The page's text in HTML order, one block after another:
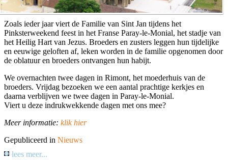
Zoals ieder jaar viert de Familie van Sint Jan tijdens het
Pinksterweekend feest in het Franse Paray-le-Monial, het stadje van
het Heilig Hart van Jezus. Broeders en zusters leggen hun tijdelijke
en eeuwige geloften af, leken worden in de familie opgenomen door
de oblatuur en broeders ontvangen hun habijt.
We overnachten twee dagen in Rimont, het moederhuis van de
broeders. Vrijdag bezoeken we een aantal prachtige kerkjes en
daarna verblijven we twee dagen in Paray-le-Monial.
Viert u deze indrukwekkende dagen met ons mee?
Meer informatie: klik hier
Gepubliceerd in Nieuws
lees meer...